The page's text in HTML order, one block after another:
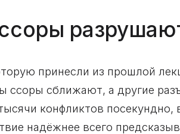
принесли из прошлой
сближают, а другие
конфликтов
надёжнее всего